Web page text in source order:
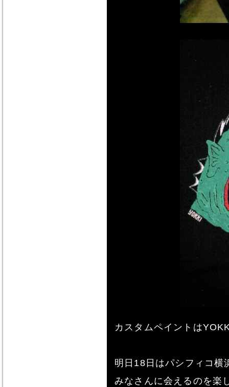
カスタムペイントは
明日18日はパシフィコ横
みなさんに会えるのを楽